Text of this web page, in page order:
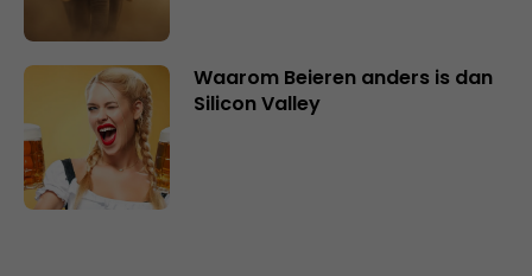
Waarom Beieren anders is dan
Silicon Valley